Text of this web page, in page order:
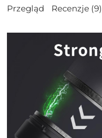
Przegląd Recenzje (9)